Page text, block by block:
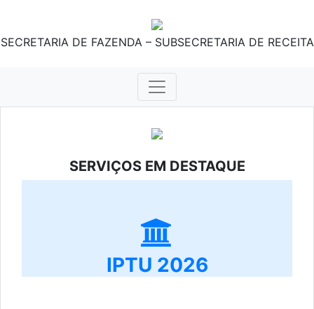
SECRETARIA DE FAZENDA – SUBSECRETARIA DE RECEITA
SERVIÇOS EM DESTAQUE
IPTU 2026